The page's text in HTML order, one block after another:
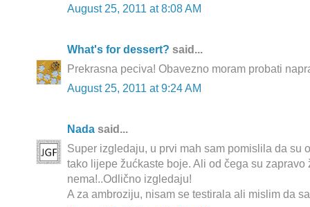
August 25, 2011 at 8:08 AM
What's for dessert? said...
Prekrasna peciva! Obavezno moram probati
August 25, 2011 at 9:24 AM
Nada said...
Super izgledaju, u prvi mah sam pomislila da su
tako lijepe žućkaste boje. Ali od čega su zapravo
nema!..Odlično izgledaju!
A za ambroziju, nisam se testirala ali mislim da